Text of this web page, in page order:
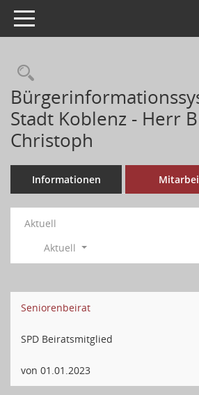
Toggle navigation
Stadt Koblenz - Herr
Christoph
Informationen
Aktuell
Aktuell
Seniorenbeirat
SPD Beiratsmitglied
von 01.01.2023